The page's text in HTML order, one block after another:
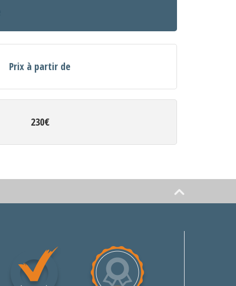
Prix à partir de
230€